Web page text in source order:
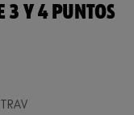
3 Y 4 PUNTOS